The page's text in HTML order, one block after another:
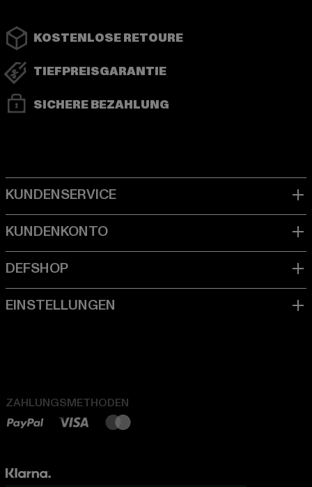
KOSTENLOSE RETOURE
TIEFPREISGARANTIE
SICHERE BEZAHLUNG
ZAHLUNGSMETHODEN